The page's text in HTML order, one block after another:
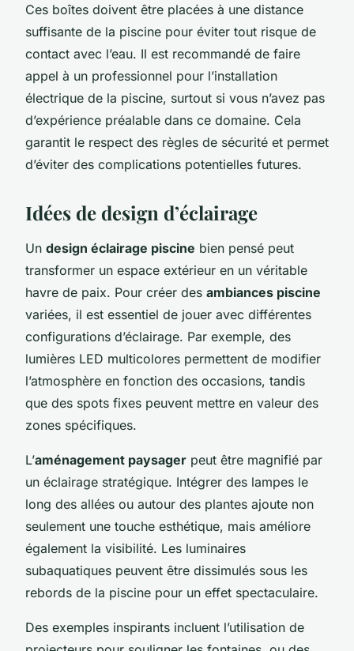
Ces boîtes doivent être placées à une distance
suffisante de la piscine pour éviter tout risque de
contact avec l’eau. Il est recommandé de faire
appel à un professionnel pour l’installation
électrique de la piscine, surtout si vous n’avez pas
d’expérience préalable dans ce domaine. Cela
garantit le respect des règles de sécurité et permet
d’éviter des complications potentielles futures.
Idées de design d’éclairage
Un design éclairage piscine bien pensé peut
transformer un espace extérieur en un véritable
havre de paix. Pour créer des ambiances piscine
variées, il est essentiel de jouer avec différentes
configurations d’éclairage. Par exemple, des
lumières LED multicolores permettent de modifier
l’atmosphère en fonction des occasions, tandis
que des spots fixes peuvent mettre en valeur des
zones spécifiques.
L’aménagement paysager peut être magnifié par
un éclairage stratégique. Intégrer des lampes le
long des allées ou autour des plantes ajoute non
seulement une touche esthétique, mais améliore
également la visibilité. Les luminaires
subaquatiques peuvent être dissimulés sous les
rebords de la piscine pour un effet spectaculaire.
Des exemples inspirants incluent l’utilisation de